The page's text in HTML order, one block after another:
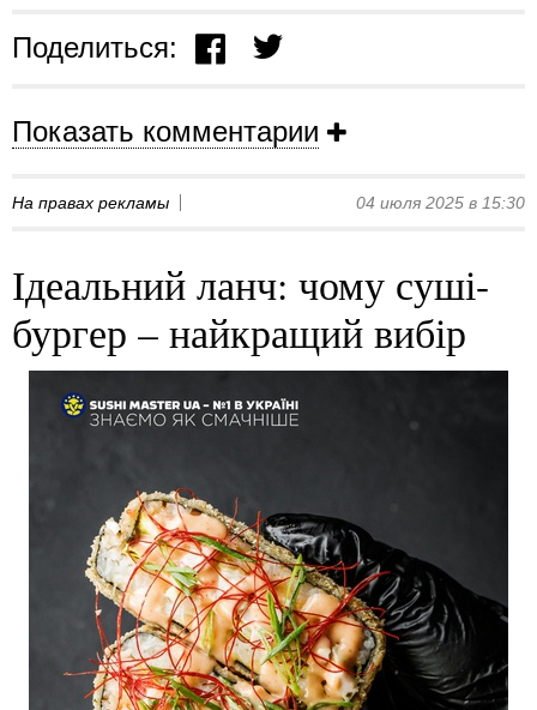
Поделиться:
Показать комментарии
На правах рекламы 04 июля 2025 в 15:30
Ідеальний ланч: чому суші-
бургер – найкращий вибір